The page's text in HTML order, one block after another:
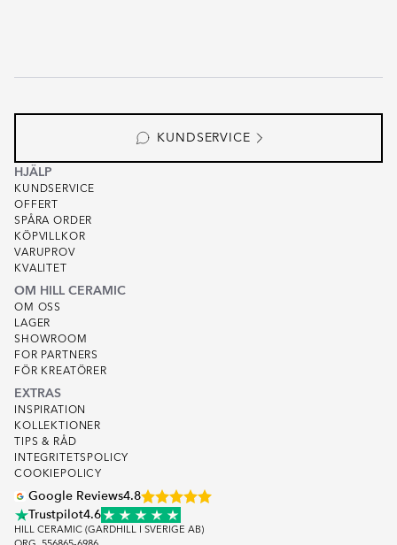
KUNDSERVICE
HJÄLP
KUNDSERVICE
OFFERT
SPÅRA ORDER
KÖPVILLKOR
VARUPROV
KVALITET
OM HILL CERAMIC
OM OSS
LAGER
SHOWROOM
FOR PARTNERS
FÖR KREATÖRER
EXTRAS
INSPIRATION
KOLLEKTIONER
TIPS & RÅD
INTEGRITETSPOLICY
COOKIEPOLICY
Google Reviews4.8
Trustpilot4.6
HILL CERAMIC (GARDHILL I SVERIGE AB)